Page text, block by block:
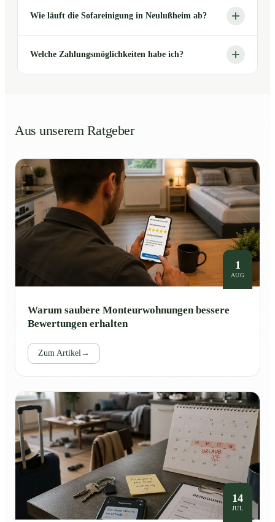
Wie läuft die Sofareinigung in Neulußheim ab?
Welche Zahlungsmöglichkeiten habe ich?
Aus unserem Ratgeber
1
AUG
Warum saubere Monteurwohnungen bessere
Bewertungen erhalten
Zum Artikel →
14
JUL